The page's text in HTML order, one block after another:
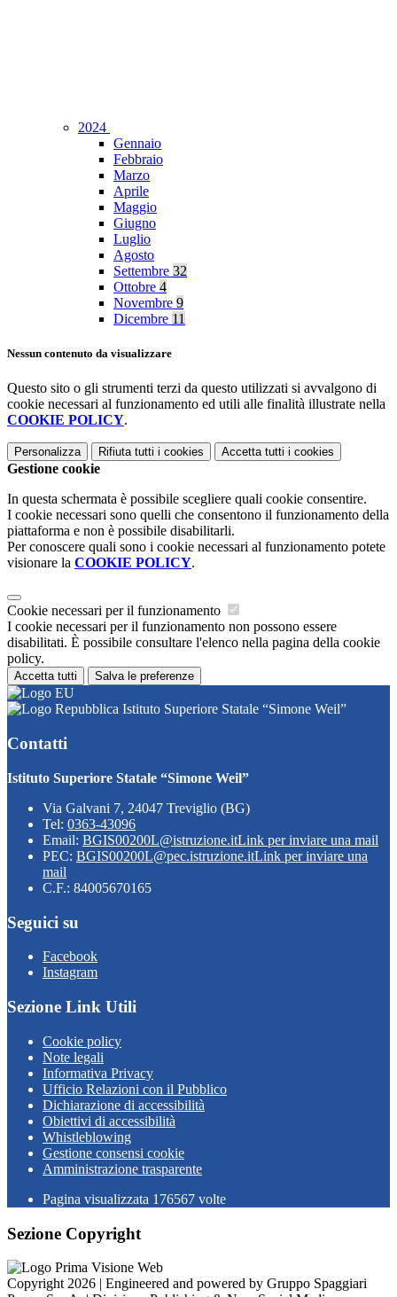
2024
Gennaio
Febbraio
Marzo
Aprile
Maggio
Giugno
Luglio
Agosto
Settembre 32
Ottobre 4
Novembre 9
Dicembre 11
Nessun contenuto da visualizzare
Questo sito o gli strumenti terzi da questo utilizzati si avvalgono di
cookie necessari al funzionamento ed utili alle finalità illustrate nella
COOKIE POLICY.
Personalizza Rifiuta tutti i cookies Accetta tutti i cookies
Gestione cookie
In questa schermata è possibile scegliere quali cookie consentire.
I cookie necessari sono quelli che consentono il funzionamento della
piattaforma e non è possibile disabilitarli.
Per conoscere quali sono i cookie necessari al funzionamento potete
visionare la COOKIE POLICY.
Cookie necessari per il funzionamento
I cookie necessari per il funzionamento non possono essere
disabilitati. È possibile consultare l'elenco nella pagina della cookie
policy.
Accetta tutti Salva le preferenze
Istituto Superiore Statale “Simone Weil”
Contatti
Istituto Superiore Statale “Simone Weil”
Via Galvani 7, 24047 Treviglio (BG)
Tel: 0363-43096
Email: BGIS00200L@istruzione.itLink per inviare una mail
PEC: BGIS00200L@pec.istruzione.itLink per inviare una
mail
C.F.: 84005670165
Seguici su
Facebook
Instagram
Sezione Link Utili
Cookie policy
Note legali
Informativa Privacy
Ufficio Relazioni con il Pubblico
Dichiarazione di accessibilità
Obiettivi di accessibilità
Whistleblowing
Gestione consensi cookie
Amministrazione trasparente
Pagina visualizzata 176567 volte
Sezione Copyright
Copyright 2026 | Engineered and powered by Gruppo Spaggiari